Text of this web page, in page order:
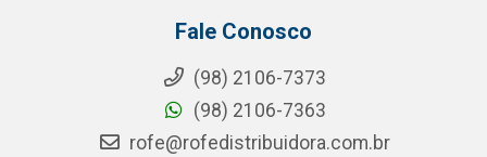
Fale Conosco
(98) 2106-7373
(98) 2106-7363
rofe@rofedistribuidora.com.br